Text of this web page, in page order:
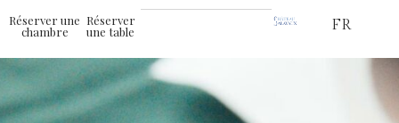
Réserver une
chambre
Réserver
une table FR